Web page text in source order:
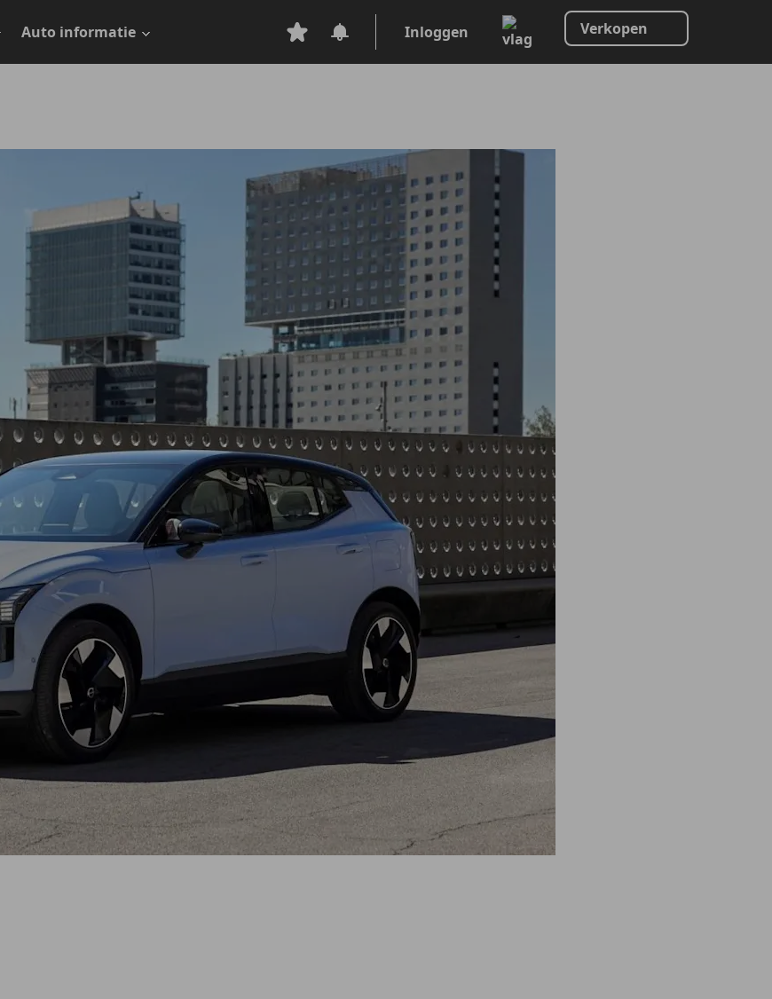
Auto informatie Inloggen Verkopen